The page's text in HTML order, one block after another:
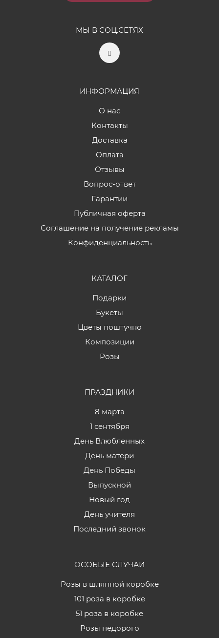
МЫ В СОЦ.СЕТЯХ
ИНФОРМАЦИЯ
О нас
Контакты
Доставка
Оплата
Отзывы
Вопрос-ответ
Гарантии
Публичная оферта
Соглашение на получение рекламы
Конфиденциальность
КАТАЛОГ
Подарки
Букеты
Цветы поштучно
Композиции
Розы
ПРАЗДНИКИ
8 марта
1 сентября
День Влюбленных
День матери
День Победы
Выпускной
Новый год
День учителя
Последний звонок
ОСОБЫЕ СЛУЧАИ
Розы в шляпной коробке
101 роза в коробке
51 роза в коробке
Розы недорого